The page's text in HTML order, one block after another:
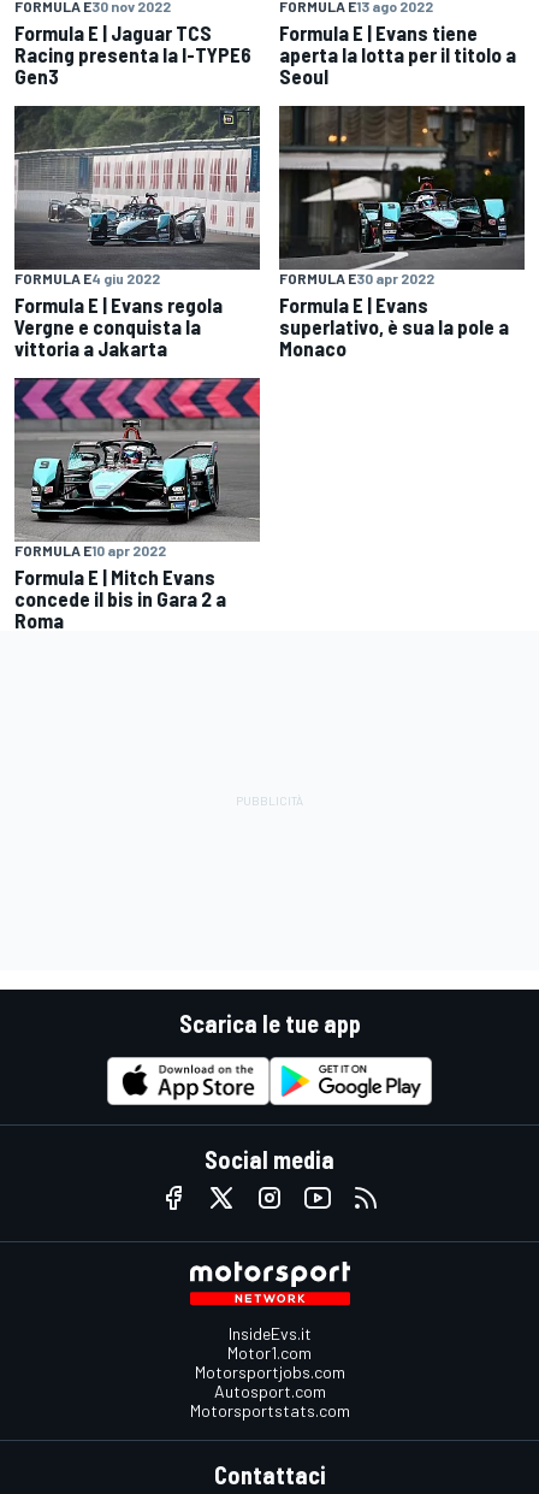
FORMULA E30 nov 2022
Formula E | Jaguar TCS
Racing presenta la I-TYPE6
Gen3
FORMULA E13 ago 2022
Formula E | Evans tiene
aperta la lotta per il titolo a
Seoul
FORMULA E4 giu 2022
Formula E | Evans regola
Vergne e conquista la
vittoria a Jakarta
FORMULA E30 apr 2022
Formula E | Evans
superlativo, è sua la pole a
Monaco
FORMULA E10 apr 2022
Formula E | Mitch Evans
concede il bis in Gara 2 a
Roma
Scarica le tue app
Social media
InsideEvs.it
Motor1.com
Motorsportjobs.com
Autosport.com
Motorsportstats.com
Contattaci